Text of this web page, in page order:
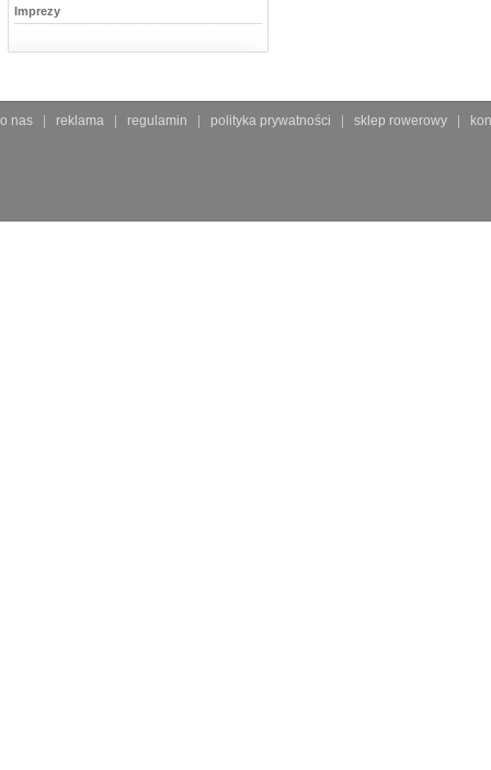
Imprezy
o nas reklama regulamin polityka prywatności sklep rowerowy